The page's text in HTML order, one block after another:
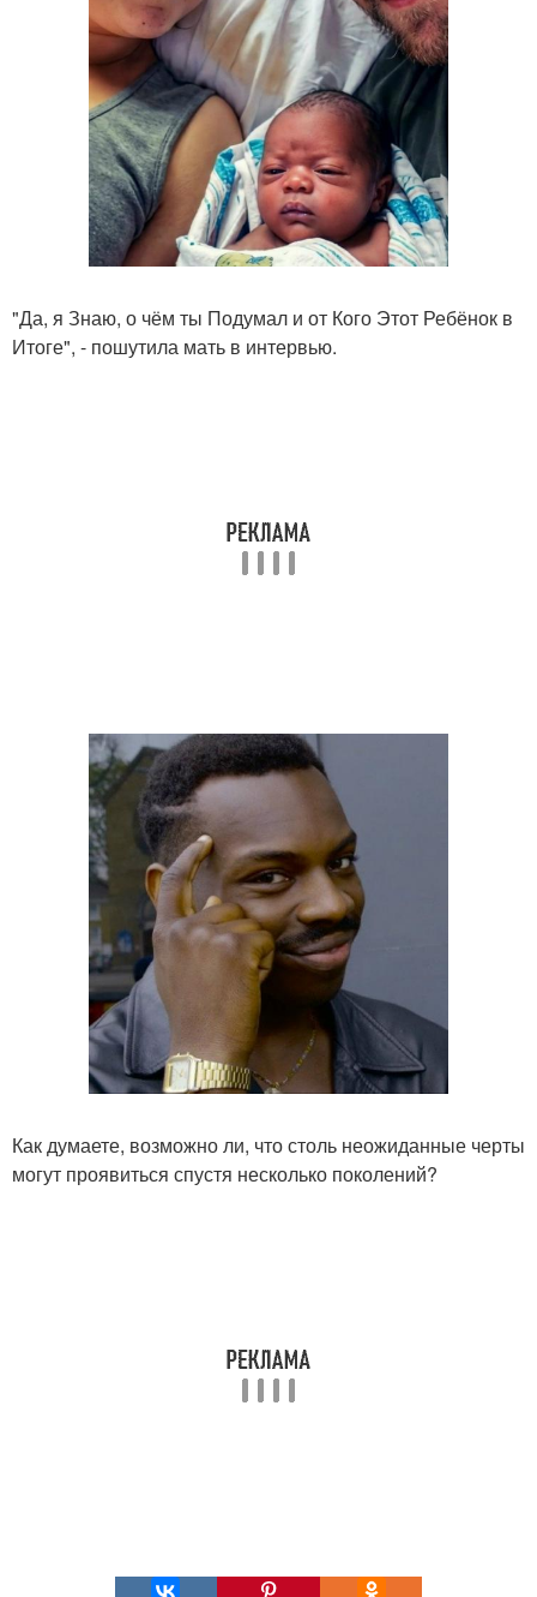
"Да, я Знаю, о чём ты Подумал и от Кого Этот Ребёнок в
Итоге", - пошутила мать в интервью.
Как думаете, возможно ли, что столь неожиданные черты
могут проявиться спустя несколько поколений?